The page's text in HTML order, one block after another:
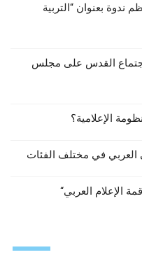
ندوة بعنوان “التربية
اجتماع القدس على مجلس
الإعلامية؟
الإعلام العربي“